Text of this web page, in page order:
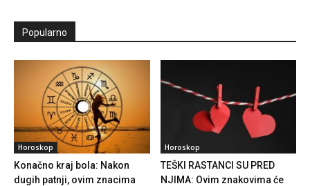
Popularno
Horoskop
Konačno kraj bola: Nakon
dugih patnji, ovim znacima
Horoskop
TEŠKI RASTANCI SU PRED
NJIMA: Ovim znakovima će